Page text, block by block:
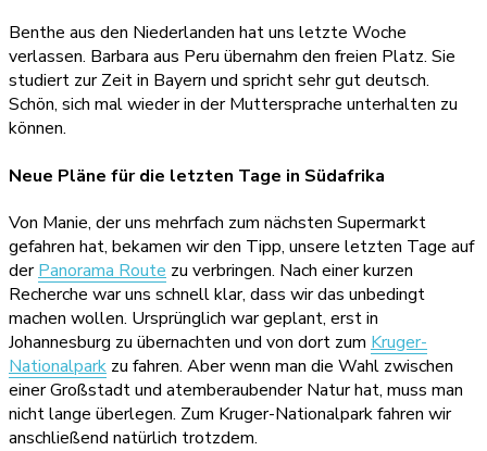
Benthe aus den Niederlanden hat uns letzte Woche
verlassen. Barbara aus Peru übernahm den freien Platz. Sie
studiert zur Zeit in Bayern und spricht sehr gut deutsch.
Schön, sich mal wieder in der Muttersprache unterhalten zu
können.
Neue Pläne für die letzten Tage in Südafrika
Von Manie, der uns mehrfach zum nächsten Supermarkt
gefahren hat, bekamen wir den Tipp, unsere letzten Tage auf
derPanorama Route zu verbringen. Nach einer kurzen
Recherche war uns schnell klar, dass wir das unbedingt
machen wollen. Ursprünglich war geplant, erst in
Johannesburg zu übernachten und von dort zum Kruger-
Nationalpark zu fahren. Aber wenn man die Wahl zwischen
einer Großstadt und atemberaubender Natur hat, muss man
nicht lange überlegen. Zum Kruger-Nationalpark fahren wir
anschließend natürlich trotzdem.